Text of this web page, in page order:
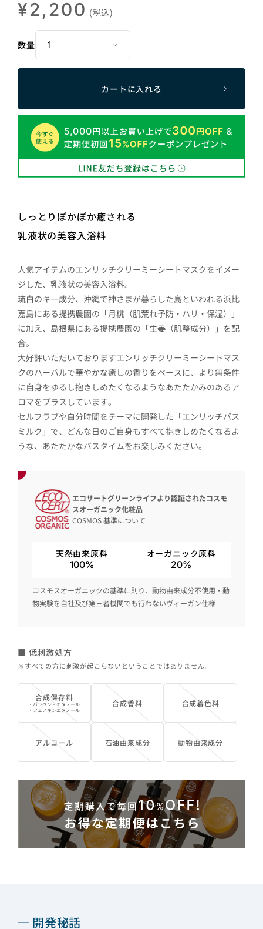
¥2,200 (税込)
数量
カートに入れる
しっとりぽかぽか癒される
乳液状の美容入浴料
人気アイテムのエンリッチクリーミーシートマスクをイメー
ジした、乳液状の美容入浴料。
琉白のキー成分、沖縄で神さまが暮らした島といわれる浜比
嘉島にある提携農園の「月桃（肌荒れ予防・ハリ・保湿）」
に加え、島根県にある提携農園の「生姜（肌整成分）」を配
合。
大好評いただいておりますエンリッチクリーミーシートマス
クのハーバルで華やかな癒しの香りをベースに、より無条件
に自身をゆるし抱きしめたくなるようなあたたかみのあるア
ロマをプラスしています。
セルフラブや自分時間をテーマに開発した「エンリッチバス
ミルク」で、どんな日のご自身もすべて抱きしめたくなるよ
うな、あたたかなバスタイムをお楽しみください。
エコサートグリーンライフより認証されたコスモ
スオーガニック化粧品
COSMOS 基準について
天然由来原料
100%
オーガニック原料
20%
コスモスオーガニックの基準に則り、動物由来成分不使用・動
物実験を自社及び第三者機関でも行わないヴィーガン仕様
■ 低刺激処方
※すべての方に刺激が起こらないということではありません。
合成保存料
・パラベン・エタノール
・フェノキシエタノール
合成香料 合成着色料
アルコール 石油由来成分 動物由来成分
開発秘話